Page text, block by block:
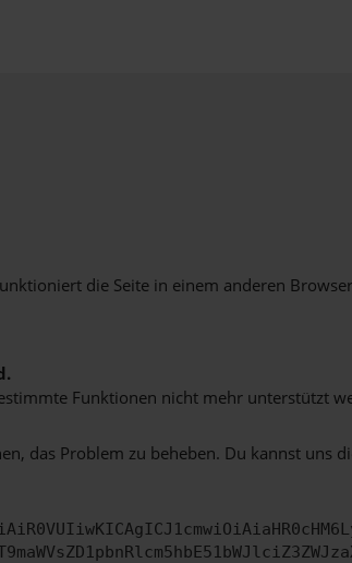
die Seite in einem anderen
Funktionen nicht mehr unterstützt
das Problem zu beheben. Du kannst uns